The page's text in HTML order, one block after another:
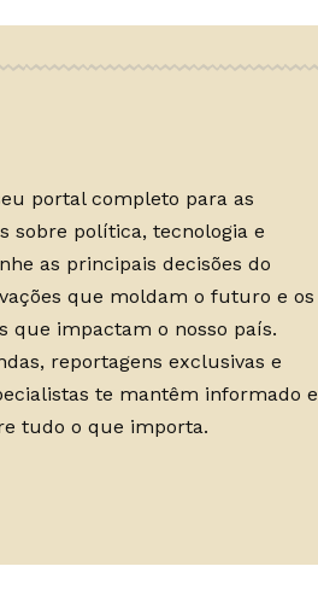
portal completo para as
sobre política, tecnologia e
as principais decisões do
que moldam o futuro e os
que impactam o nosso país.
reportagens exclusivas e
te mantêm informado e
tudo o que importa.